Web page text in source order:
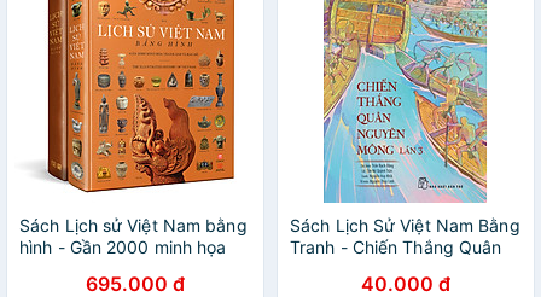
Sách Lịch sử Việt Nam bằng
hình - Gần 2000 minh họa
695.000 đ
Sách Lịch Sử Việt Nam Bằng
Tranh - Chiến Thắng Quân
40.000 đ